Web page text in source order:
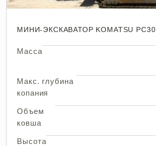
МИНИ-ЭКСКАВАТОР KOMATSU PC30
Масса
Макс. глубина
копания
Объем
ковша
Высота